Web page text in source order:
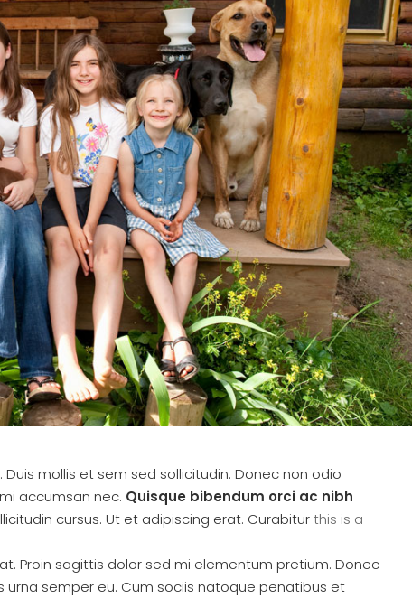
mollis et sem sed sollicitudin. Donec non odio
accumsan nec. Quisque bibendum orci ac nibh
cursus. Ut et adipiscing erat. Curabiturthis is a
Proin sagittis dolor sed mi elementum pretium. Donec
semper eu. Cum sociis natoque penatibus et